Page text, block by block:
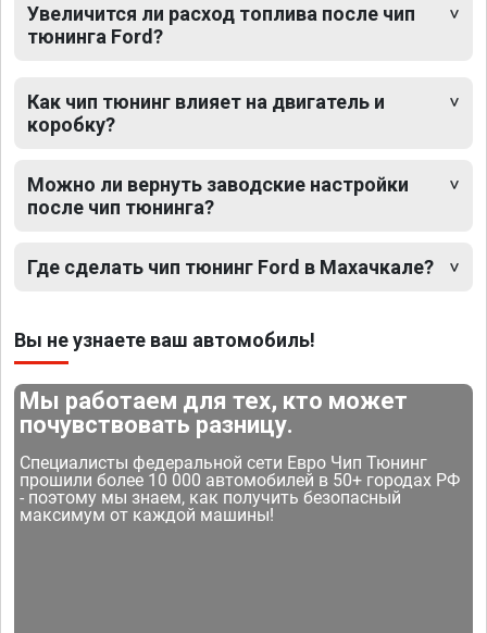
Увеличится ли расход топлива после чип
тюнинга Ford?
Как чип тюнинг влияет на двигатель и
коробку?
Можно ли вернуть заводские настройки
после чип тюнинга?
Где сделать чип тюнинг Ford в Махачкале?
Вы не узнаете ваш автомобиль!
Мы работаем для тех, кто может
почувствовать разницу.
Специалисты федеральной сети Евро Чип Тюнинг
прошили более 10 000 автомобилей в 50+ городах РФ
- поэтому мы знаем, как получить безопасный
максимум от каждой машины!